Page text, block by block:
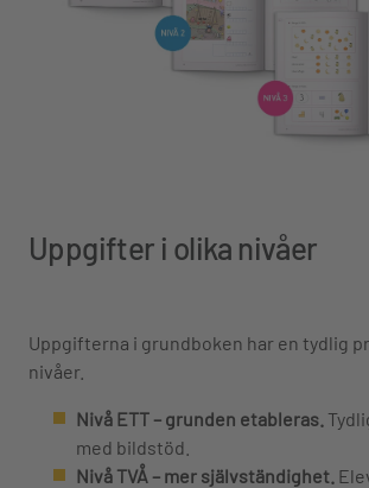
Uppgifter i olika nivåer
Uppgifterna i grundboken har en tydlig
nivåer.
Nivå ETT – grunden etableras.
med bildstöd.
Nivå TVÅ – mer självständighet.